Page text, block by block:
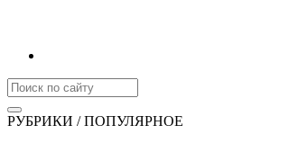
РУБРИКИ / ПОПУЛЯРНОЕ